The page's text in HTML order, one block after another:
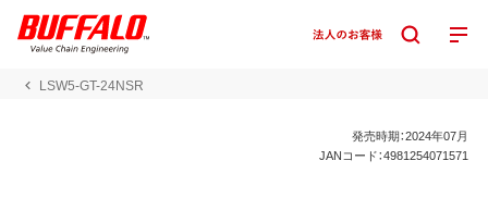
LSW5-GT-24NSR
発売時期：2024年07月
JANコード：4981254071571